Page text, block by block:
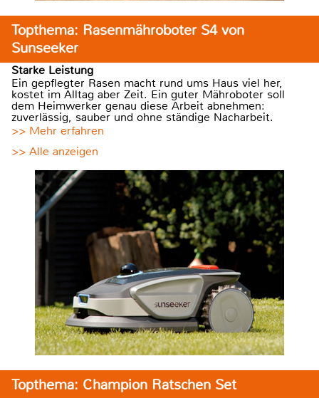
Topthema: Rasenmähroboter S4 von
Sunseeker
Starke Leistung
Ein gepflegter Rasen macht rund ums Haus viel her,
kostet im Alltag aber Zeit. Ein guter Mähroboter soll
dem Heimwerker genau diese Arbeit abnehmen:
zuverlässig, sauber und ohne ständige Nacharbeit.
>> Mehr erfahren
>> Alle anzeigen
Topthema: Champion Ratschen Set